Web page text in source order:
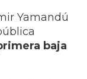
Yamandú
baja